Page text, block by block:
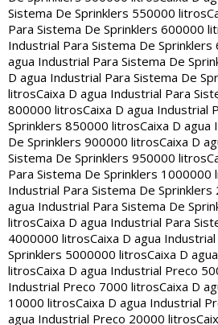
Sistema De Sprinklers 550000 litros
Para Sistema De Sprinklers 600000
Industrial Para Sistema De
agua Industrial Para Sistema De
D agua Industrial Para Sistema De
litrosCaixa D agua Industrial Para
800000 litrosCaixa D agua Industrial
Sprinklers 850000 litrosCaixa D agua
De Sprinklers 900000 litrosCaixa D
Sistema De Sprinklers 950000 litros
Para Sistema De Sprinklers 1000000
Industrial Para Sistema De
agua Industrial Para Sistema De
litrosCaixa D agua Industrial Para
4000000 litrosCaixa D agua
Sprinklers 5000000 litrosCaixa D
litrosCaixa D agua Industrial Preco
Industrial Preco 7000 litrosCaixa D
10000 litrosCaixa D agua Industrial
agua Industrial Preco 20000 litros